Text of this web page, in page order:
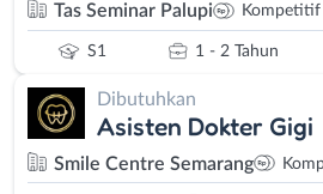
Tas Seminar Palupi Kompetitif
S1 1 - 2 Tahun
Dibutuhkan
Asisten Dokter Gigi
Smile Centre Semarang